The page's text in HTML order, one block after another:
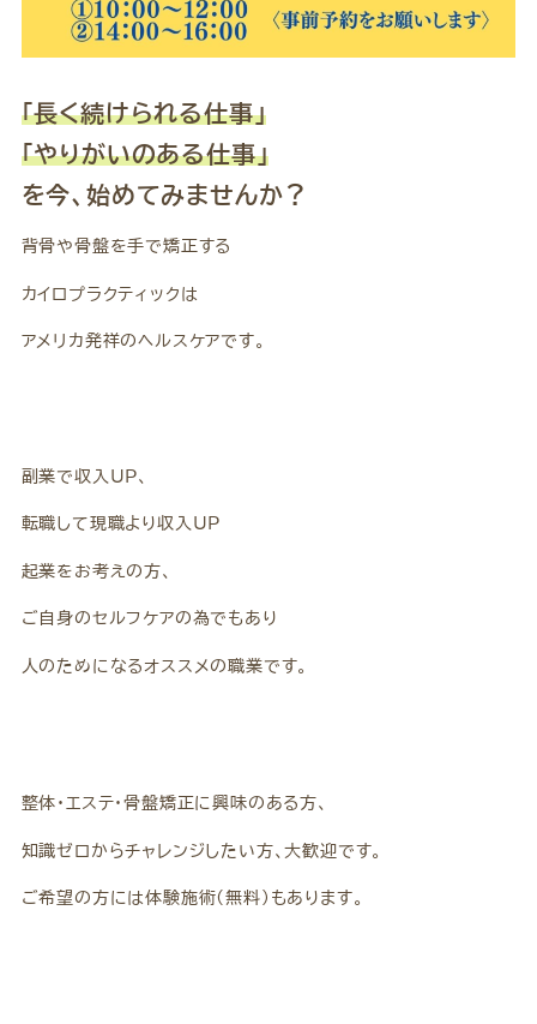
「長く続けられる仕事」
「やりがいのある仕事」
を今、始めてみませんか？
背骨や骨盤を手で矯正する
カイロプラクティックは
アメリカ発祥のヘルスケアです。
副業で収入UP、
転職して現職より収入UP
起業をお考えの方、
ご自身のセルフケアの為でもあり
人のためになるオススメの職業です。
整体・エステ・骨盤矯正に興味のある方、
知識ゼロからチャレンジしたい方、大歓迎です。
ご希望の方には体験施術(無料)もあります。